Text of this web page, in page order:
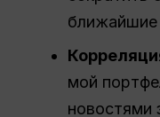
ближайшие
мой
новостями